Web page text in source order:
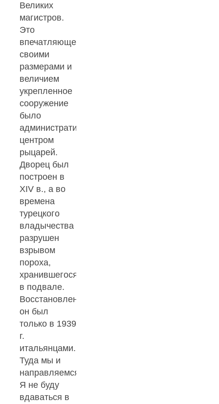
Великих
магистров.
Это
впечатляющее
своими
размерами и
величием
укрепленное
сооружение
было
административным
центром
рыцарей.
Дворец был
построен в
XIV в., а во
времена
турецкого
владычества
разрушен
взрывом
пороха,
хранившегося
в подвале.
Восстановлен
он был
только в 1939
г.
итальянцами.
Туда мы и
направляемся.
Я не буду
вдаваться в